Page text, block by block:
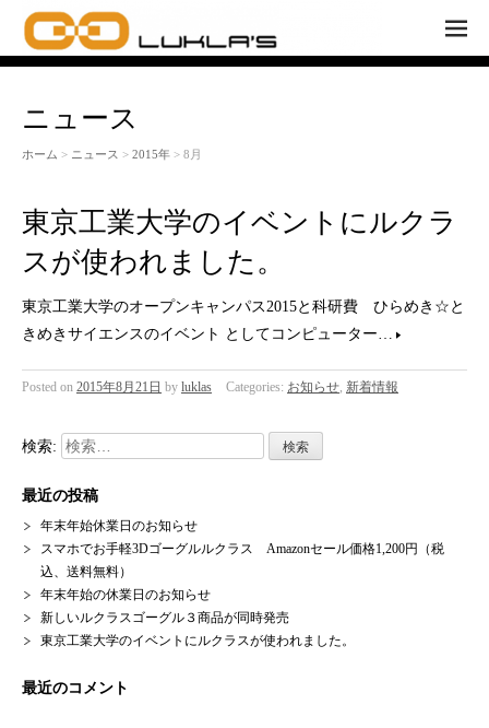
EN
ニュース
ホーム > ニュース > 2015年 > 8月
東京工業大学のイベントにルクラ
スが使われました。
東京工業大学のオープンキャンパス2015と科研費 ひらめき☆と
きめきサイエンスのイベント としてコンピューター…
Posted on 2015年8月21日 by luklas Categories: お知らせ, 新着情報
検索:
最近の投稿
年末年始休業日のお知らせ
スマホでお手軽3Dゴーグルルクラス Amazonセール価格1,200円（税
込、送料無料）
年末年始の休業日のお知らせ
新しいルクラスゴーグル３商品が同時発売
東京工業大学のイベントにルクラスが使われました。
最近のコメント